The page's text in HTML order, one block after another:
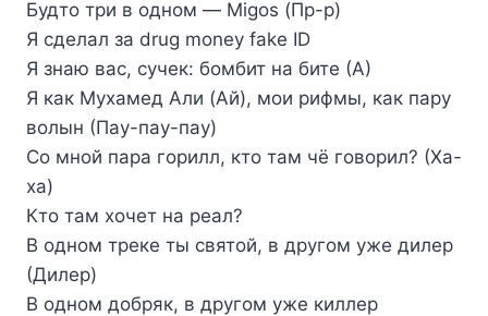
Будто три в одном — Migos (Пр-р)
Я сделал за drug money fake ID
Я знаю вас, сучек: бомбит на бите (А)
Я как Мухамед Али (Ай), мои рифмы, как пару
волын (Пау-пау-пау)
Со мной пара горилл, кто там чё говорил? (Ха-
ха)
Кто там хочет на реал?
В одном треке ты святой, в другом уже дилер
(Дилер)
В одном добряк, в другом уже киллер